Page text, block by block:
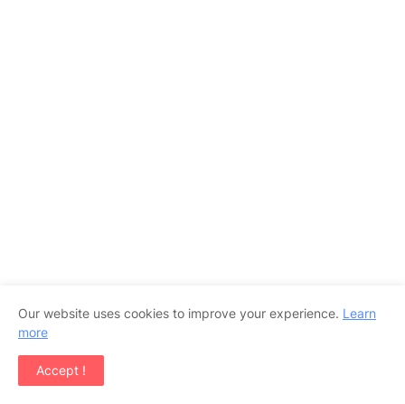
.
Our website uses cookies to improve your experience. Learn
more
Accept !